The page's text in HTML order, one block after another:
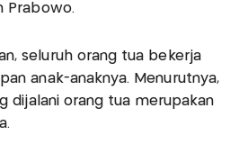
Prabowo.
seluruh orang tua bekerja
anak-anaknya. Menurutnya,
dijalani orang tua merupakan